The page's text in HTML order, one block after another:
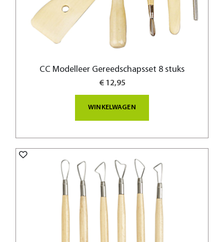
CC Modelleer Gereedschapsset 8 stuks
€ 12,95
WINKELWAGEN